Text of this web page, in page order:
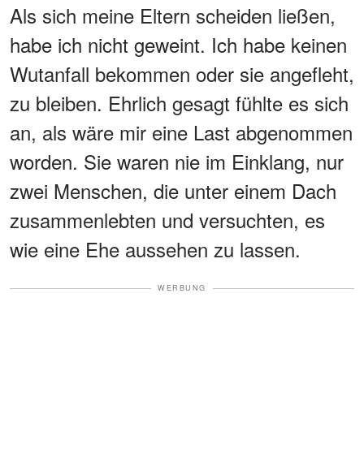
Als sich meine Eltern scheiden ließen,
habe ich nicht geweint. Ich habe keinen
Wutanfall bekommen oder sie angefleht,
zu bleiben. Ehrlich gesagt fühlte es sich
an, als wäre mir eine Last abgenommen
worden. Sie waren nie im Einklang, nur
zwei Menschen, die unter einem Dach
zusammenlebten und versuchten, es
wie eine Ehe aussehen zu lassen.
WERBUNG